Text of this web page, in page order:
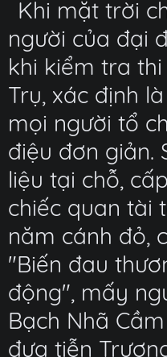
Khi mặt trời
người của đại
khi kiểm tra
Trụ, xác định
mọi người tổ
điệu đơn giản.
liệu tại chỗ,
chiếc quan tài
năm cánh đỏ,
"Biến đau
động", mấy
Bạch Nhã
đưa tiễn